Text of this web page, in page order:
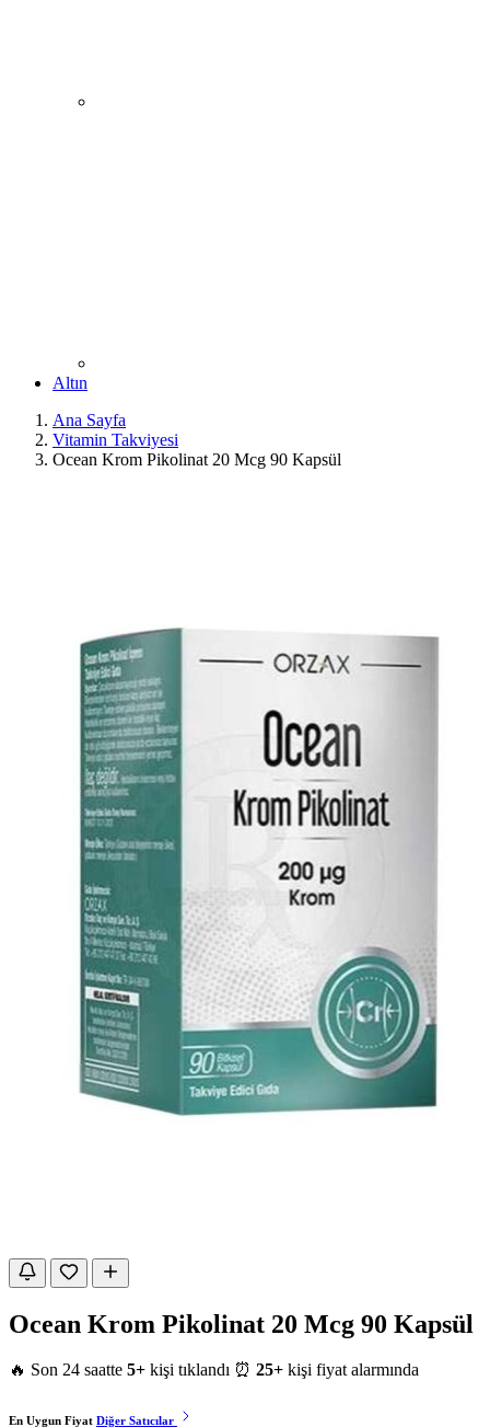
Altın
Ana Sayfa
Vitamin Takviyesi
Ocean Krom Pikolinat 20 Mcg 90 Kapsül
Ocean Krom Pikolinat 20 Mcg 90 Kapsül
🔥 Son 24 saatte 5+ kişi tıklandı ⏰ 25+ kişi fiyat alarmında
En Uygun Fiyat Diğer Satıcılar